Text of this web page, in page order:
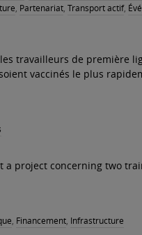
, Partenariat, Transport actif,
travailleurs de première
vaccinés le plus
a project concerning two
, Financement, Infrastructure